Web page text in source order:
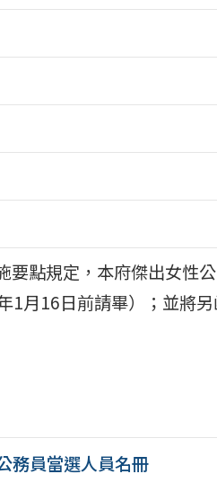
要點規定，本府傑出女性
1月16日前請畢）；並將另
務員當選人員名冊